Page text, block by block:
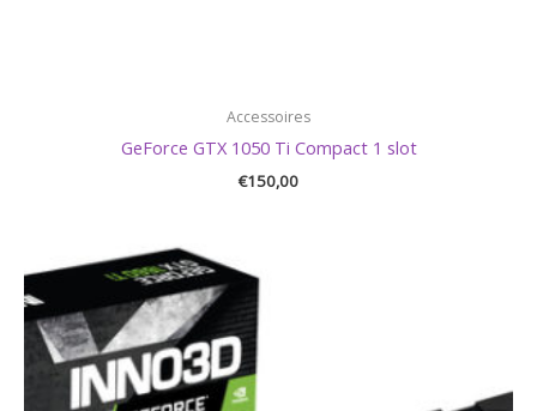
Accessoires
GeForce GTX 1050 Ti Compact 1 slot
€150,00